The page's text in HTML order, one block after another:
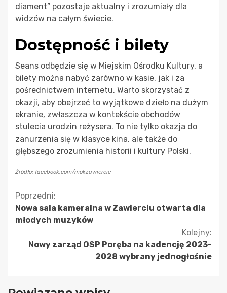
diament” pozostaje aktualny i zrozumiały dla
widzów na całym świecie.
Dostępność i bilety
Seans odbędzie się w Miejskim Ośrodku Kultury, a
bilety można nabyć zarówno w kasie, jak i za
pośrednictwem internetu. Warto skorzystać z
okazji, aby obejrzeć to wyjątkowe dzieło na dużym
ekranie, zwłaszcza w kontekście obchodów
stulecia urodzin reżysera. To nie tylko okazja do
zanurzenia się w klasyce kina, ale także do
głębszego zrozumienia historii i kultury Polski.
Źródło: facebook.com/mokzawiercie
Kontynuuj
czytanie
Poprzedni:
Nowa sala kameralna w Zawierciu otwarta dla
młodych muzyków
Kolejny:
Nowy zarząd OSP Poręba na kadencję 2023-
2028 wybrany jednogłośnie